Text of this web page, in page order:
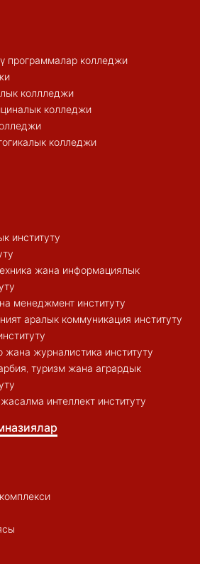
программалар колледжи
коллледжи
колледжи
колледжи
институту
жана информациялык
менеджмент институту
аралык коммуникация институту
жана журналистика институту
туризм жана агрардык
интеллект институту